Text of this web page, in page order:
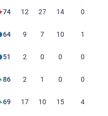
74 12 27 14 0
64 9 7 10 1
51 2 0 0 0
86 2 1 0 0
69 17 10 15 4